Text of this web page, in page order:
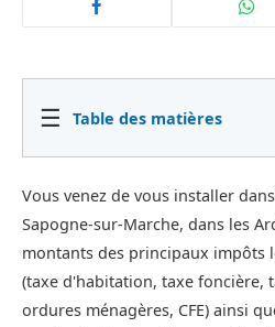
☰ Table des matières
Vous venez de vous installer
Sapogne-sur-Marche, dans les
montants des principaux impôts
(taxe d'habitation, taxe foncière,
ordures ménagères, CFE) ainsi